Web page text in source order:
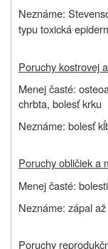
Neznáme:
typu toxická
Poruchy kostrovej
Menej časté:
chrbta, bolesť krku
Neznáme: bolesť
Poruchy obličiek a
Menej časté:
Neznáme: zápal
Poruchy